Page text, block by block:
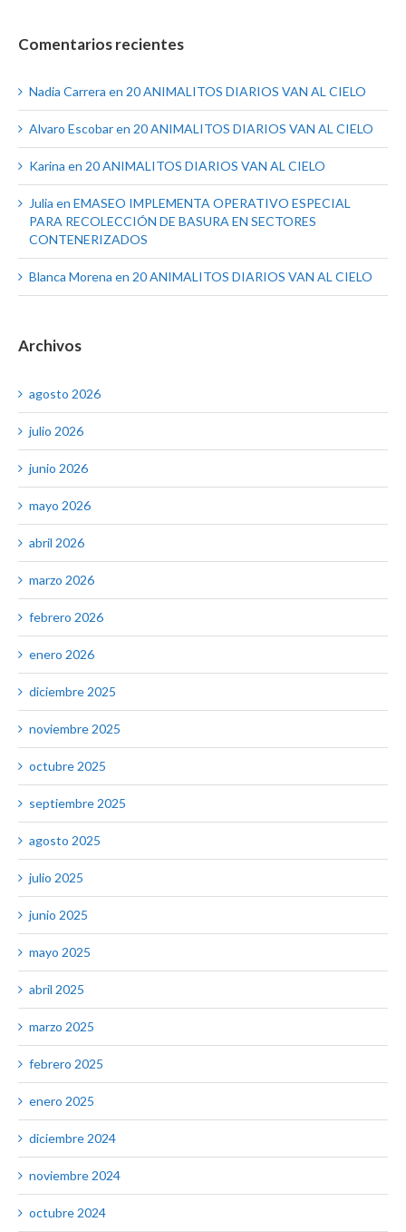
Comentarios recientes
Nadia Carrera en 20 ANIMALITOS DIARIOS VAN AL CIELO
Alvaro Escobaren 20 ANIMALITOS DIARIOS VAN AL CIELO
Karina en 20 ANIMALITOS DIARIOS VAN AL CIELO
Julia en EMASEO IMPLEMENTA OPERATIVO ESPECIAL
PARA RECOLECCIÓN DE BASURA EN SECTORES
CONTENERIZADOS
Blanca Morena en 20 ANIMALITOS DIARIOS VAN AL CIELO
Archivos
agosto 2026
julio 2026
junio 2026
mayo 2026
abril 2026
marzo 2026
febrero 2026
enero 2026
diciembre 2025
noviembre 2025
octubre 2025
septiembre 2025
agosto 2025
julio 2025
junio 2025
mayo 2025
abril 2025
marzo 2025
febrero 2025
enero 2025
diciembre 2024
noviembre 2024
octubre 2024